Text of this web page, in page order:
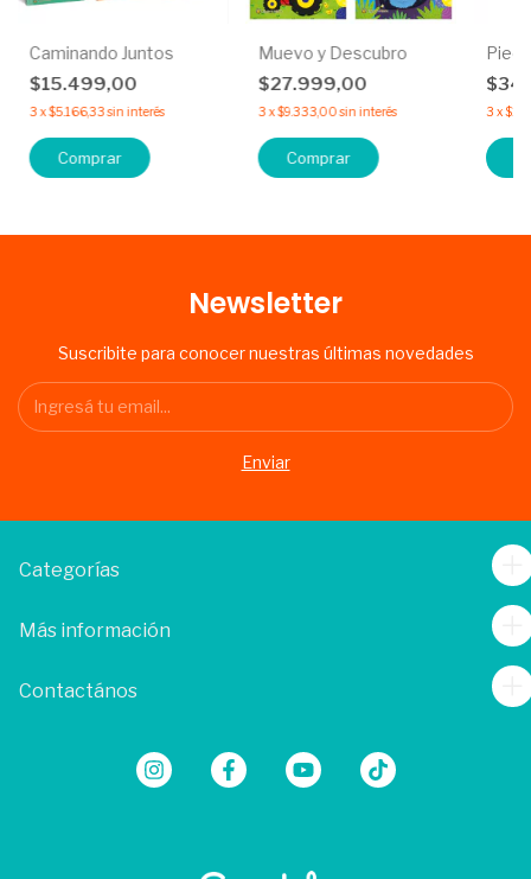
Caminando Juntos
$15.499,00
3 x$5.166,33 sin interés
Comprar
Muevo y Descubro
$27.999,00
3 x$9.333,00 sin interés
Comprar
3 x
Newsletter
Suscribite para conocer nuestras últimas novedades
Categorías
Más información
Contactános